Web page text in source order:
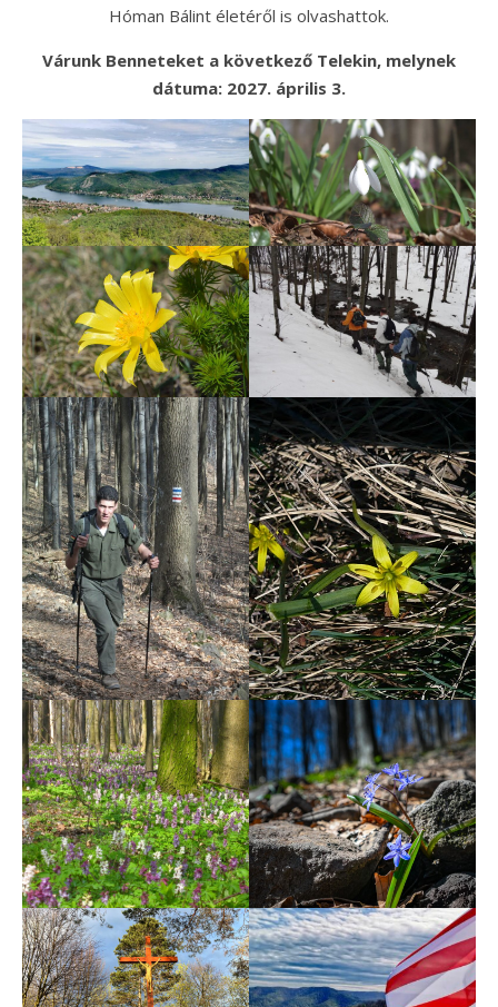
Hóman Bálint életéről is olvashattok.
Várunk Benneteket a következő Telekin, melynek
dátuma: 2027. április 3.